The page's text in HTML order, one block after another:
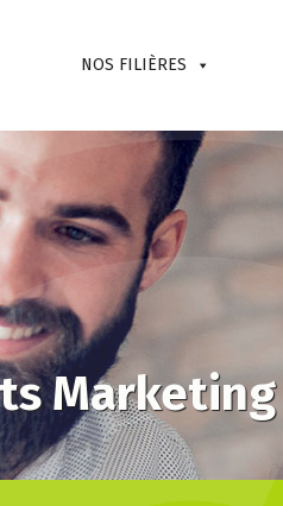
NOS FILIÈRES